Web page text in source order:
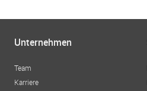
Unternehmen
Team
Karriere